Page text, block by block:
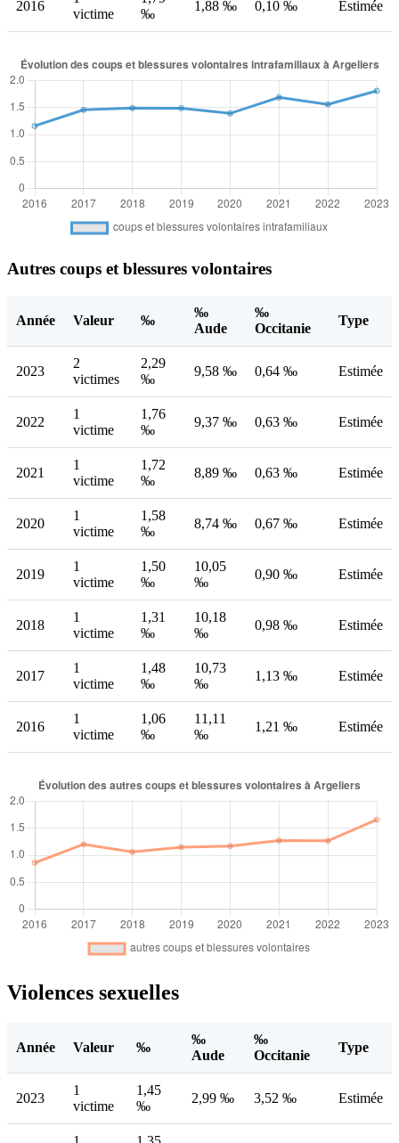
2016
victime
‰
1,88 ‰ 0,10 ‰ Estimée
Autres coups et blessures volontaires
Année Valeur ‰
‰
Aude
‰
Occitanie
Type
2023
2
victimes
2,29
‰
9,58 ‰ 0,64 ‰ Estimée
2022
1
victime
1,76
‰
9,37 ‰ 0,63 ‰ Estimée
2021
1
victime
1,72
‰
8,89 ‰ 0,63 ‰ Estimée
2020
1
victime
1,58
‰
8,74 ‰ 0,67 ‰ Estimée
2019
1
victime
1,50
‰
10,05
‰
0,90 ‰ Estimée
2018
1
victime
1,31
‰
10,18
‰
0,98 ‰ Estimée
2017
1
victime
1,48
‰
10,73
‰
1,13 ‰ Estimée
2016
1
victime
1,06
‰
11,11
‰
1,21 ‰ Estimée
Violences sexuelles
Année Valeur ‰
‰
Aude
‰
Occitanie
Type
2023
1
victime
1,45
‰
2,99 ‰ 3,52 ‰ Estimée